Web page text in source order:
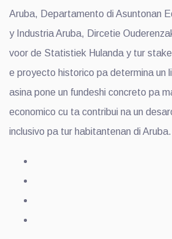
Aruba, Departamento di Asuntonan
y Industria Aruba, Dircetie
voor de Statistiek Hulanda y tur
e proyecto historico pa determina un
asina pone un fundeshi concreto pa
economico cu ta contribui na un
inclusivo pa tur habitantenan di Aruba.